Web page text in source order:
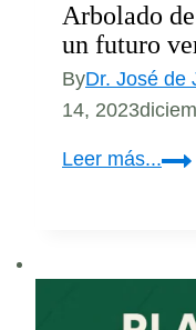
Arbolado
un futuro
ByDr. José de
14, 2023
Leer más...
un